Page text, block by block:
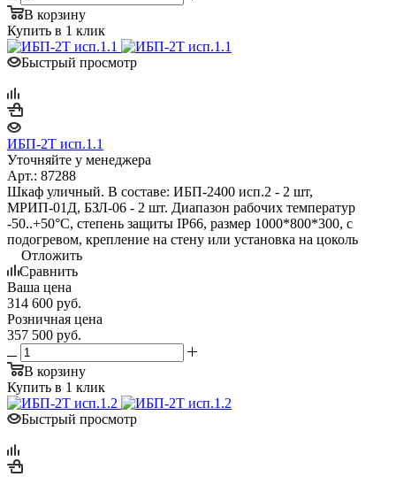
В корзину
Купить в 1 клик
Быстрый просмотр
ИБП-2Т исп.1.1
Уточняйте у менеджера
Арт.: 87288
Шкаф уличный. В составе: ИБП-2400 исп.2 - 2 шт,
МРИП-01Д, БЗЛ-06 - 2 шт. Диапазон рабочих температур
-50..+50°С, степень защиты IP66, размер 1000*800*300, с
подогревом, крепление на стену или установка на цоколь
Отложить
Сравнить
Ваша цена
314 600 руб.
Розничная цена
357 500 руб.
В корзину
Купить в 1 клик
Быстрый просмотр